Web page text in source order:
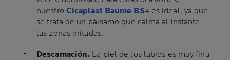
nuestro Cicaplast Baume B5+es ideal, ya que
se trata de un bálsamo que calma al instante
las zonas irritadas.
Descamación. La piel de los labios es muy fina